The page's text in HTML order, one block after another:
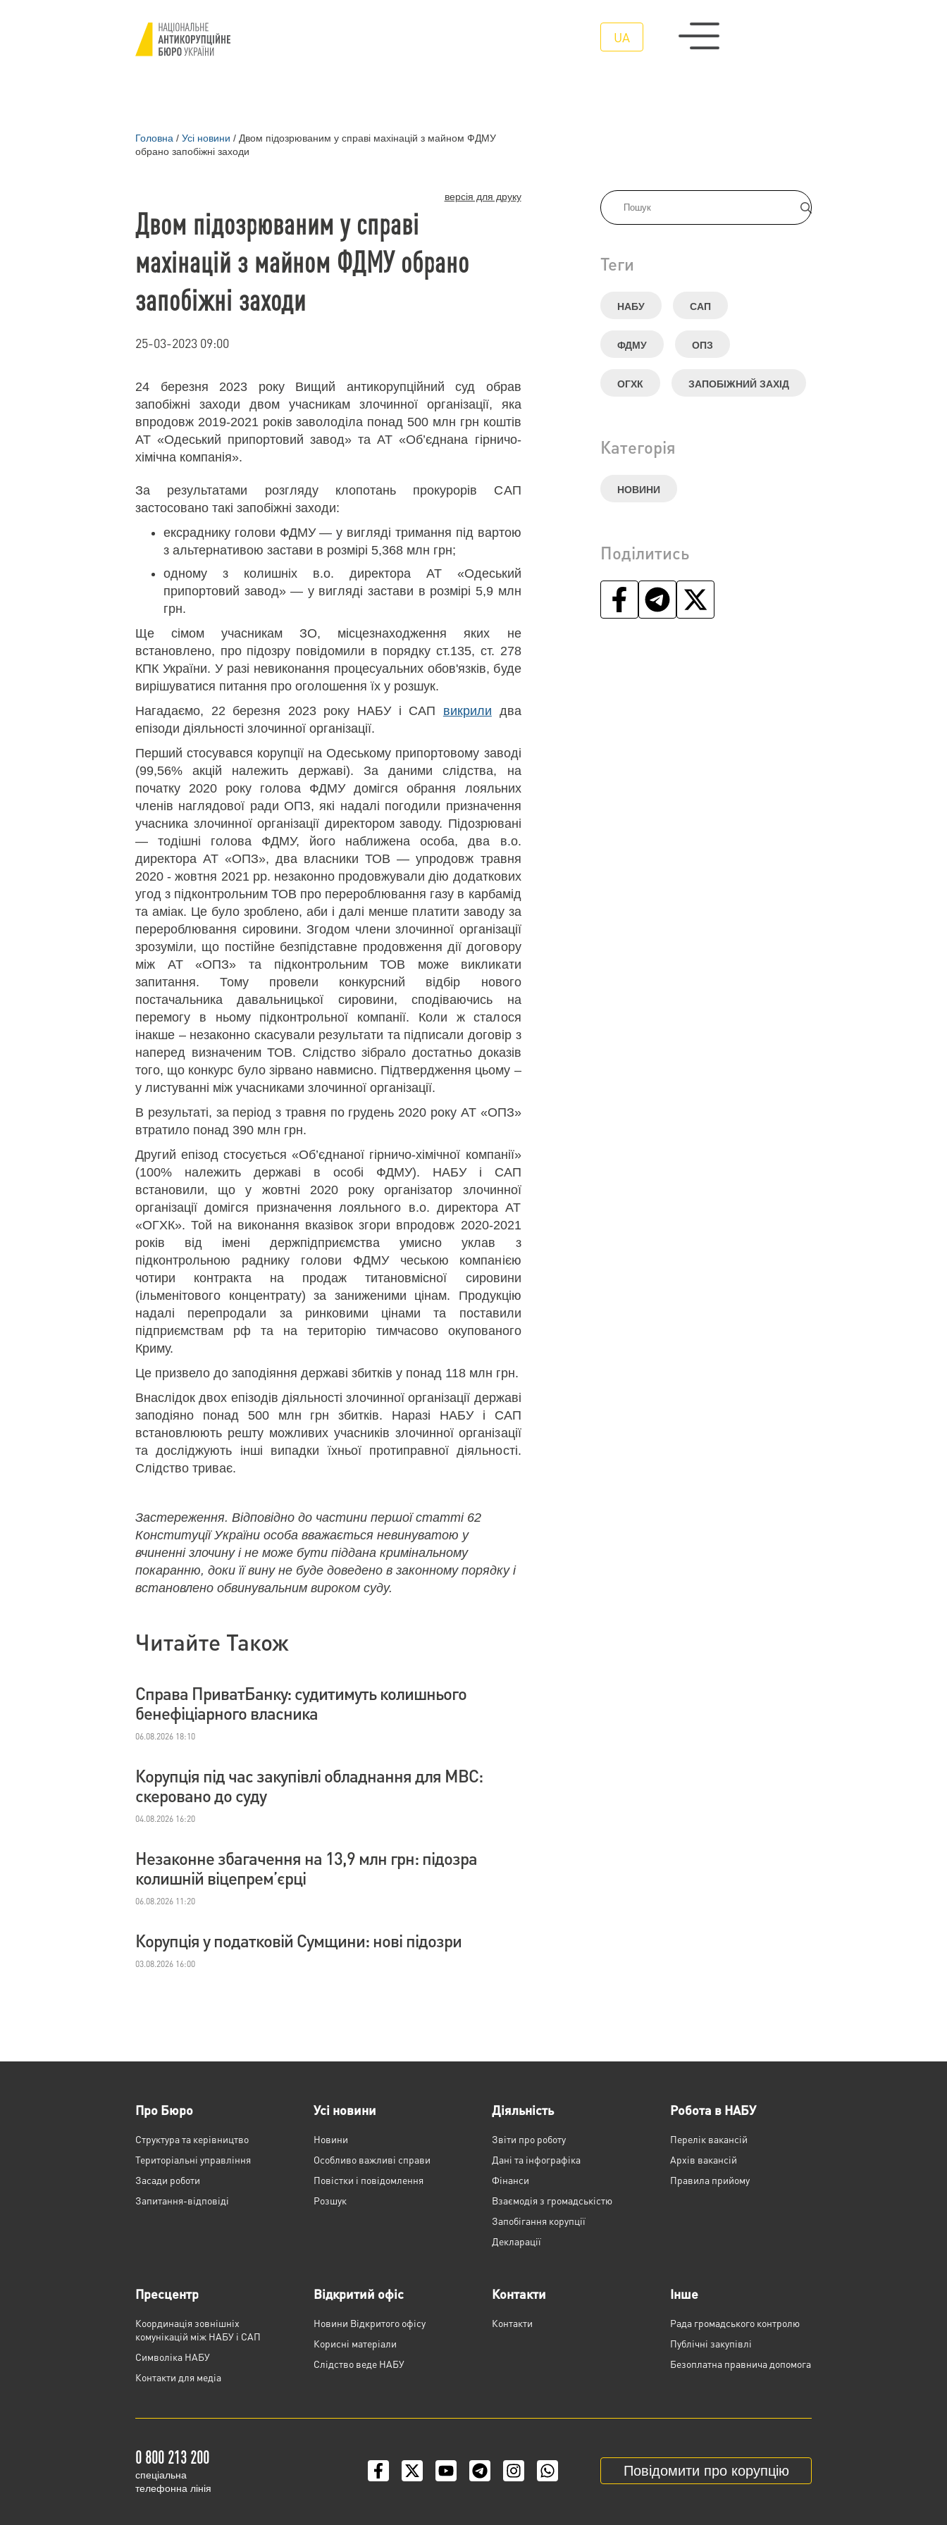
UA
Головна / Усі новини / Двом підозрюваним у справі махінацій з майном ФДМУ
обрано запобіжні заходи
Теги
НАБУ САП
ФДМУ ОПЗ
ОГХК ЗАПОБІЖНИЙ ЗАХІД
Категорія
НОВИНИ
Поділитись
версія для друку
Двом підозрюваним у справі
махінацій з майном ФДМУ обрано
запобіжні заходи
25-03-2023 09:00
24 березня 2023 року Вищий антикорупційний суд обрав
запобіжні заходи двом учасникам злочинної організації, яка
впродовж 2019-2021 років заволоділа понад 500 млн грн коштів
АТ «Одеський припортовий завод» та АТ «Об’єднана гірничо-
хімічна компанія».
За результатами розгляду клопотань прокурорів САП
застосовано такі запобіжні заходи:
ексраднику голови ФДМУ — у вигляді тримання під вартою
з альтернативою застави в розмірі 5,368 млн грн;
одному з колишніх в.о. директора АТ «Одеський
припортовий завод» — у вигляді застави в розмірі 5,9 млн
грн.
Ще сімом учасникам ЗО, місцезнаходження яких не
встановлено, про підозру повідомили в порядку ст.135, ст. 278
КПК України. У разі невиконання процесуальних обов'язків, буде
вирішуватися питання про оголошення їх у розшук.
Нагадаємо, 22 березня 2023 року НАБУ і САП викрили два
епізоди діяльності злочинної організації.
Перший стосувався корупції на Одеському припортовому заводі
(99,56% акцій належить державі). За даними слідства, на
початку 2020 року голова ФДМУ домігся обрання лояльних
членів наглядової ради ОПЗ, які надалі погодили призначення
учасника злочинної організації директором заводу. Підозрювані
— тодішні голова ФДМУ, його наближена особа, два в.о.
директора АТ «ОПЗ», два власники ТОВ — упродовж травня
2020 - жовтня 2021 рр. незаконно продовжували дію додаткових
угод з підконтрольним ТОВ про перероблювання газу в карбамід
та аміак. Це було зроблено, аби і далі менше платити заводу за
перероблювання сировини. Згодом члени злочинної організації
зрозуміли, що постійне безпідставне продовження дії договору
між АТ «ОПЗ» та підконтрольним ТОВ може викликати
запитання. Тому провели конкурсний відбір нового
постачальника давальницької сировини, сподіваючись на
перемогу в ньому підконтрольної компанії. Коли ж сталося
інакше – незаконно скасували результати та підписали договір з
наперед визначеним ТОВ. Слідство зібрало достатньо доказів
того, що конкурс було зірвано навмисно. Підтвердження цьому –
у листуванні між учасниками злочинної організації.
В результаті, за період з травня по грудень 2020 року АТ «ОПЗ»
втратило понад 390 млн грн.
Другий епізод стосується «Об’єднаної гірничо-хімічної компанії»
(100% належить державі в особі ФДМУ). НАБУ і САП
встановили, що у жовтні 2020 року організатор злочинної
організації домігся призначення лояльного в.о. директора АТ
«ОГХК». Той на виконання вказівок згори впродовж 2020-2021
років від імені держпідприємства умисно уклав з
підконтрольною раднику голови ФДМУ чеською компанією
чотири контракта на продаж титановмісної сировини
(ільменітового концентрату) за заниженими цінам. Продукцію
надалі перепродали за ринковими цінами та поставили
підприємствам рф та на територію тимчасово окупованого
Криму.
Це призвело до заподіяння державі збитків у понад 118 млн грн.
Внаслідок двох епізодів діяльності злочинної організації державі
заподіяно понад 500 млн грн збитків. Наразі НАБУ і САП
встановлюють решту можливих учасників злочинної організації
та досліджують інші випадки їхньої протиправної діяльності.
Слідство триває.
Застереження. Відповідно до частини першої статті 62
Конституції України особа вважається невинуватою у
вчиненні злочину і не може бути піддана кримінальному
покаранню, доки її вину не буде доведено в законному порядку і
встановлено обвинувальним вироком суду.
Читайте Також
Справа ПриватБанку: судитимуть колишнього
бенефіціарного власника
06.08.2026 18:10
Корупція під час закупівлі обладнання для МВС:
скеровано до суду
04.08.2026 16:20
Незаконне збагачення на 13,9 млн грн: підозра
колишній віцепрем’єрці
06.08.2026 11:20
Корупція у податковій Сумщини: нові підозри
03.08.2026 16:00
Про Бюро
Структура та керівництво
Територіальні управління
Засади роботи
Запитання-відповіді
Усі новини
Новини
Особливо важливі справи
Повістки і повідомлення
Розшук
Діяльність
Звіти про роботу
Дані та інфографіка
Фінанси
Взаємодія з громадськістю
Запобігання корупції
Декларації
Робота в НАБУ
Перелік вакансій
Архів вакансій
Правила прийому
Пресцентр
Координація зовнішніх
комунікацій між НАБУ і САП
Cимволіка НАБУ
Контакти для медіа
Відкритий офіс
Новини Відкритого офісу
Корисні матеріали
Слідство веде НАБУ
Контакти
Контакти
Інше
Рада громадського контролю
Публічні закупівлі
Безоплатна правнича допомога
0 800 213 200
cпеціальна
телефонна лінія
Повідомити про корупцію